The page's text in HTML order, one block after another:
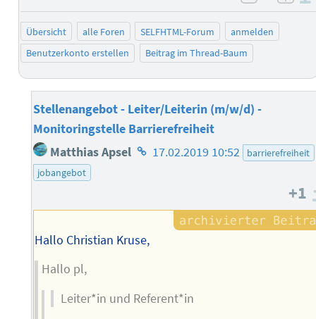
negativ
Übersicht alle Foren SELFHTML-Forum
anmelden
Benutzerkonto erstellen
Beitrag im Thread-Baum
Stellenangebot - Leiter/Leiterin (m/w/d) -
Monitoringstelle Barrierefreiheit
Matthias Apsel Homepage
17.02.2019 10:52
barrierefreiheit
jobangebot
+1
Hallo Christian Kruse,
Hallo pl,
Leiter*in und Referent*in